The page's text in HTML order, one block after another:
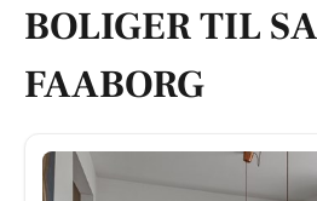
BOLIGER TIL
FAABORG